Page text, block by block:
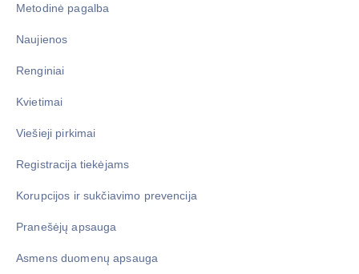
Metodinė pagalba
Naujienos
Renginiai
Kvietimai
Viešieji pirkimai
Registracija tiekėjams
Korupcijos ir sukčiavimo prevencija
Pranešėjų apsauga
Asmens duomenų apsauga